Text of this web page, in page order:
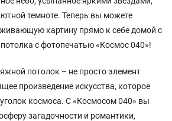
темноте. Теперь вы можете
картину прямо к себе домой с
с фотопечатью «Космос 040»!
потолок – не просто элемент
произведение искусства, которое
космоса. С «Космосом 040» вы
загадочности и романтики,